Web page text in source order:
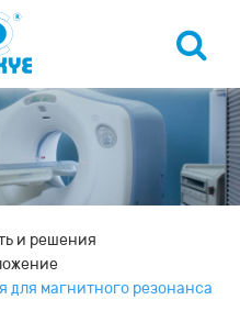
и решения
для магнитного резонанса